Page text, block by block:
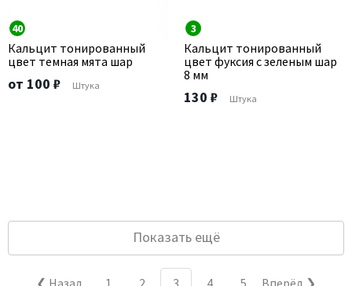
40
Кальцит тонированный
цвет темная мята шар
от 100 ₽ Штука
3
Кальцит тонированный
цвет фуксия с зеленым шар
8 мм
130 ₽ Штука
Показать ещё
❮ Назад 1 2 3 4 5 Вперёд ❯